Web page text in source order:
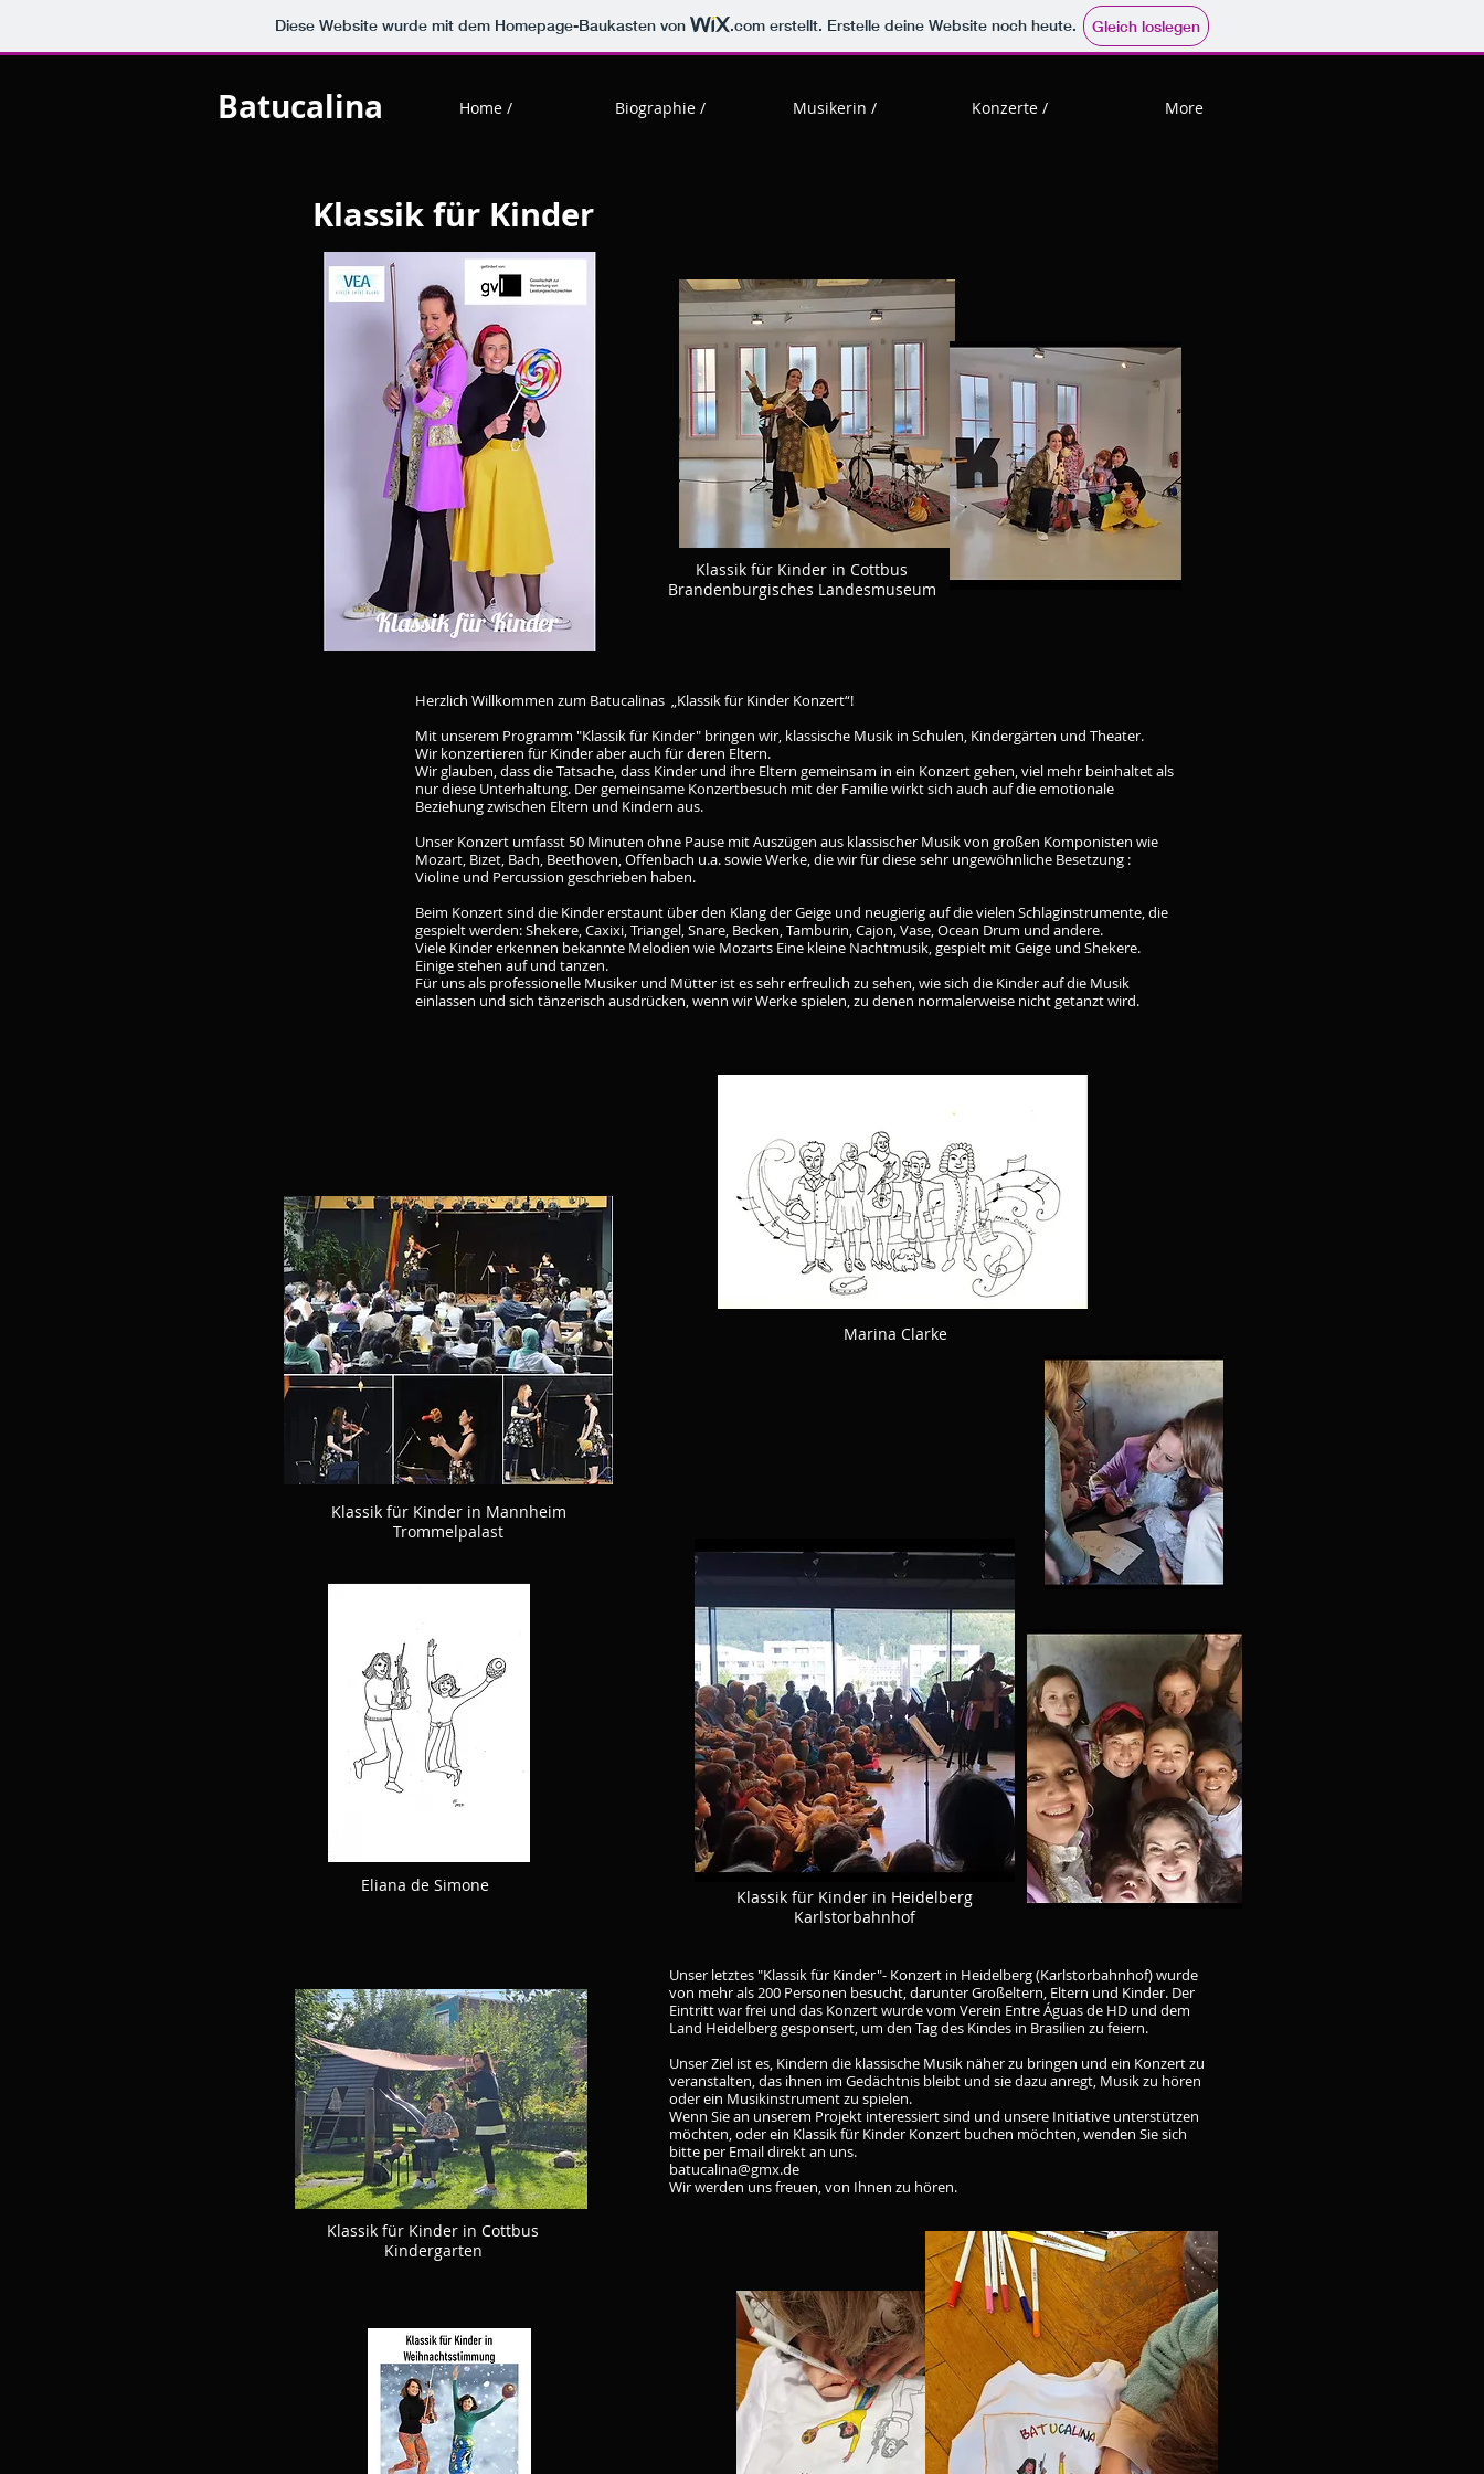
Diese Website wurde mit dem Homepage-Baukasten von .com erstellt. Erstelle deine Website noch heute. Gleich loslegen
Home / Biographie / Musikerin / Konzerte / More
Batucalina
Klassik für Kinder
Klassik für Kinder in Cottbus
Brandenburgisches Landesmuseum
Herzlich Willkommen zum Batucalinas „Klassik für Kinder Konzert“!
Mit unserem Programm "Klassik für Kinder" bringen wir, klassische Musik in Schulen, Kindergärten und Theater.
Wir konzertieren für Kinder aber auch für deren Eltern.
Wir glauben, dass die Tatsache, dass Kinder und ihre Eltern gemeinsam in ein Konzert gehen, viel mehr beinhaltet als
nur diese Unterhaltung. Der gemeinsame Konzertbesuch mit der Familie wirkt sich auch auf die emotionale
Beziehung zwischen Eltern und Kindern aus.
Unser Konzert umfasst 50 Minuten ohne Pause mit Auszügen aus klassischer Musik von großen Komponisten wie
Mozart, Bizet, Bach, Beethoven, Offenbach u.a. sowie Werke, die wir für diese sehr ungewöhnliche Besetzung :
Violine und Percussion geschrieben haben.
Beim Konzert sind die Kinder erstaunt über den Klang der Geige und neugierig auf die vielen Schlaginstrumente, die
gespielt werden: Shekere, Caxixi, Triangel, Snare, Becken, Tamburin, Cajon, Vase, Ocean Drum und andere.
Viele Kinder erkennen bekannte Melodien wie Mozarts Eine kleine Nachtmusik, gespielt mit Geige und Shekere.
Einige stehen auf und tanzen.
Für uns als professionelle Musiker und Mütter ist es sehr erfreulich zu sehen, wie sich die Kinder auf die Musik
einlassen und sich tänzerisch ausdrücken, wenn wir Werke spielen, zu denen normalerweise nicht getanzt wird.
Klassik für Kinder in Mannheim
Trommelpalast
Eliana de Simone
Klassik für Kinder in Cottbus
Kindergarten
Marina Clarke
Klassik für Kinder in Heidelberg
Karlstorbahnhof
Unser letztes "Klassik für Kinder"- Konzert in Heidelberg (Karlstorbahnhof) wurde
von mehr als 200 Personen besucht, darunter Großeltern, Eltern und Kinder. Der
Eintritt war frei und das Konzert wurde vom Verein Entre Águas de HD und dem
Land Heidelberg gesponsert, um den Tag des Kindes in Brasilien zu feiern.
Unser Ziel ist es, Kindern die klassische Musik näher zu bringen und ein Konzert zu
veranstalten, das ihnen im Gedächtnis bleibt und sie dazu anregt, Musik zu hören
oder ein Musikinstrument zu spielen.
Wenn Sie an unserem Projekt interessiert sind und unsere Initiative unterstützen
möchten, oder ein Klassik für Kinder Konzert buchen möchten, wenden Sie sich
bitte per Email direkt an uns.
batucalina@gmx.de
Wir werden uns freuen, von Ihnen zu hören.